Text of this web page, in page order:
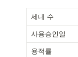
세대 수
사용승인일
용적률